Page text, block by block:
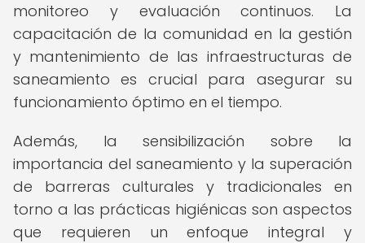
monitoreo y evaluación continuos. La
capacitación de la comunidad en la gestión
y mantenimiento de las infraestructuras de
saneamiento es crucial para asegurar su
funcionamiento óptimo en el tiempo.
Además, la sensibilización sobre la
importancia del saneamiento y la superación
de barreras culturales y tradicionales en
torno a las prácticas higiénicas son aspectos
que requieren un enfoque integral y